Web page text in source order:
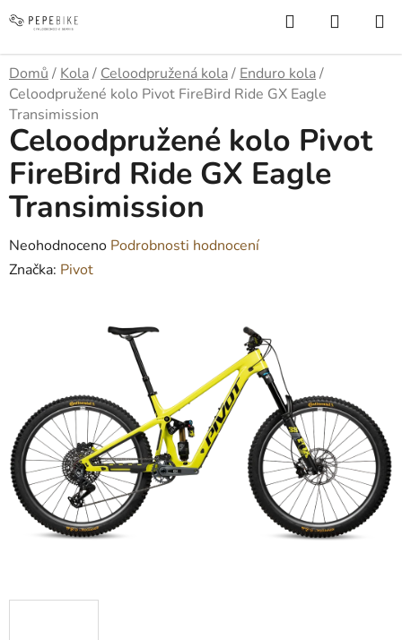
na
Hledat
KOŠÍK
Domů / Kola/ Celoodpružená kola/ Enduro kola/
Celoodpružené kolo Pivot FireBird Ride GX Eagle
Transimission
Celoodpružené kolo Pivot
FireBird Ride GX Eagle
Transimission
Průměrné
hodnocení
hvězdiček.
Neohodnoceno Podrobnosti hodnocení
Značka: Pivot